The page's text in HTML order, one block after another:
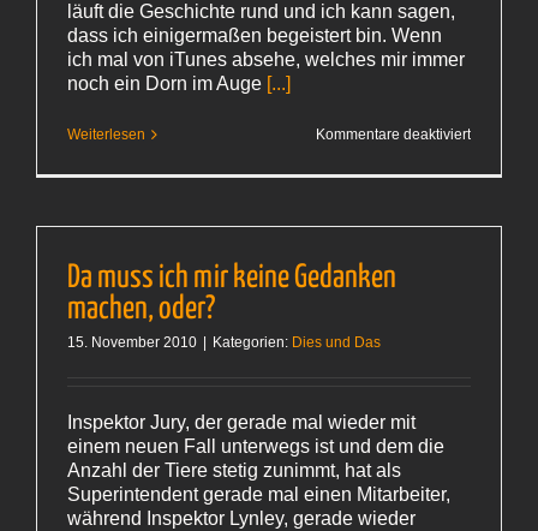
läuft die Geschichte rund und ich kann sagen,
dass ich einigermaßen begeistert bin. Wenn
ich mal von iTunes absehe, welches mir immer
noch ein Dorn im Auge [...]
Weiterlesen Kommentare deaktiviertfür
Da muss ich mir keine Gedanken
machen, oder?
15. November 2010 Kategorien: Dies und Das
Inspektor Jury, der gerade mal wieder mit
einem neuen Fall unterwegs ist und dem die
Anzahl der Tiere stetig zunimmt, hat als
Superintendent gerade mal einen Mitarbeiter,
während Inspektor Lynley, gerade wieder